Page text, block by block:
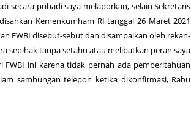
secara pribadi saya melaporkan, selain Sekretaris
Kemenkumham RI tanggal 26 Maret 2021
FWBI disebut-sebut dan disampaikan oleh rekan-
sepihak tanpa setahu atau melibatkan peran saya
FWBI ini karena tidak pernah ada pemberitahuan
sambungan telepon ketika dikonfirmasi, Rabu